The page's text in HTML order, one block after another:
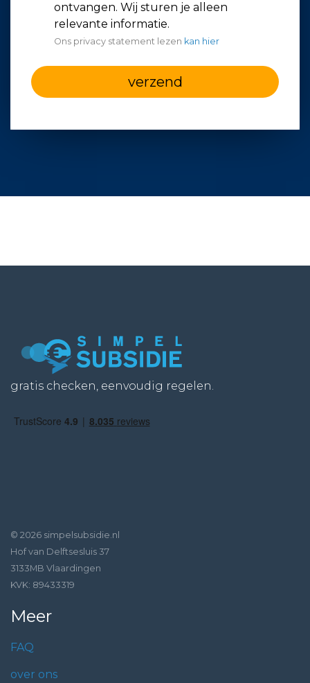
ontvangen. Wij sturen je alleen
relevante informatie.
Ons privacy statement lezen kan hier
verzend
gratis checken, eenvoudig regelen.
© 2026 simpelsubsidie.nl
Hof van Delftsesluis 37
3133MB Vlaardingen
KVK: 89433319
Meer
FAQ
over ons